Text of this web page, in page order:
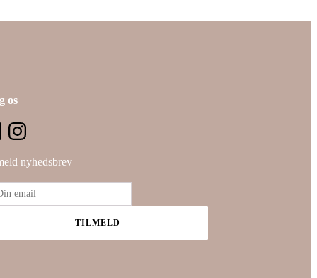
os
nyhedsbrev
TILMELD